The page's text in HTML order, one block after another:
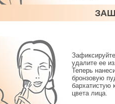
удалите ее
Теперь
бронзовую
бархатистую
цвета лица.